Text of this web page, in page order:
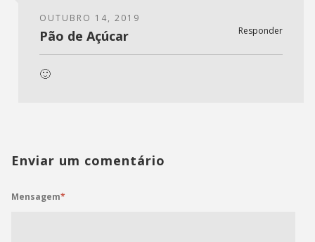
OUTUBRO 14, 2019
Responder
Pão de Açúcar
🙂
Enviar um comentário
Mensagem*